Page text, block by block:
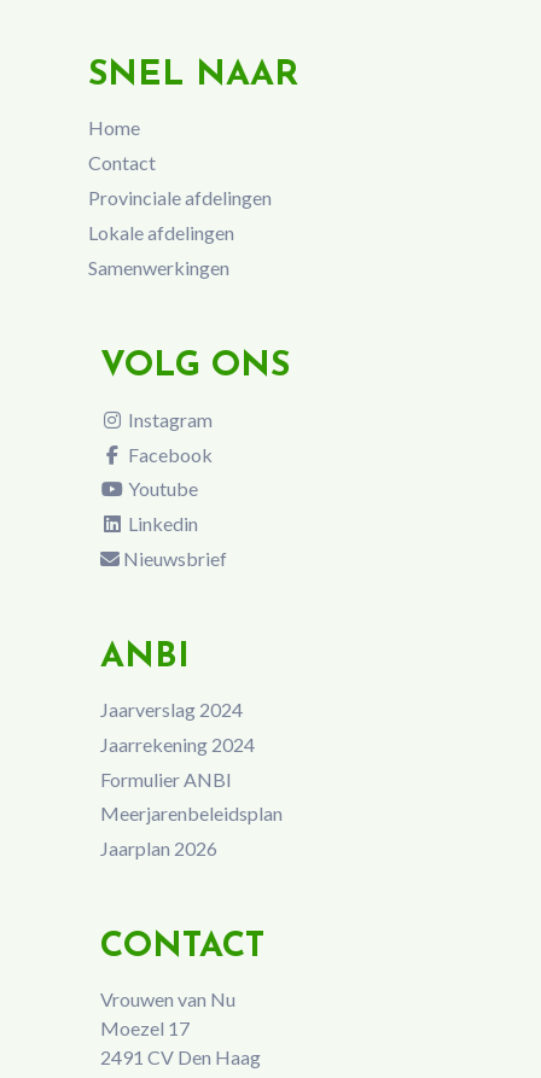
SNEL NAAR
Home
Contact
Provinciale afdelingen
Lokale afdelingen
Samenwerkingen
VOLG ONS
Instagram
Facebook
Youtube
Linkedin
Nieuwsbrief
ANBI
Jaarverslag 2024
Jaarrekening 2024
Formulier ANBI
Meerjarenbeleidsplan
Jaarplan 2026
CONTACT
Vrouwen van Nu
Moezel 17
2491 CV Den Haag